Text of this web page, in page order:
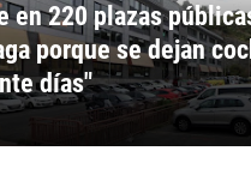
en 220 plazas
porque se dejan
días"